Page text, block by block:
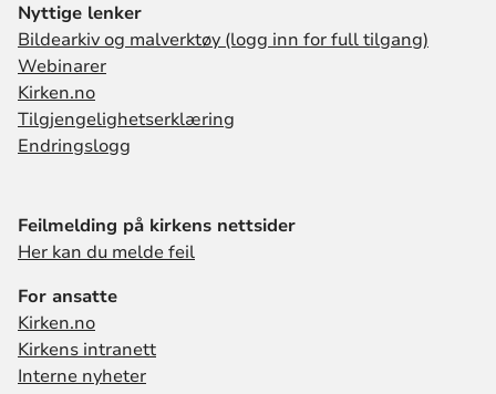
Nyttige lenker
Bildearkiv og malverktøy (logg inn for full tilgang)
Webinarer
Kirken.no
Tilgjengelighetserklæring
Endringslogg
Feilmelding på kirkens nettsider
Her kan du melde feil
For ansatte
Kirken.no
Kirkens intranett
Interne nyheter